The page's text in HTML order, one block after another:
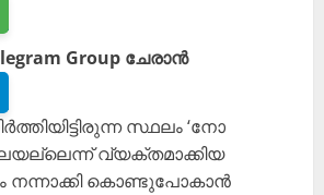
Group ചേരാൻ
സ്ഥലം ‘നോ
വ്യക്തമാക്കിയ
നന്നാക്കി കൊണ്ടുപോകാൻ